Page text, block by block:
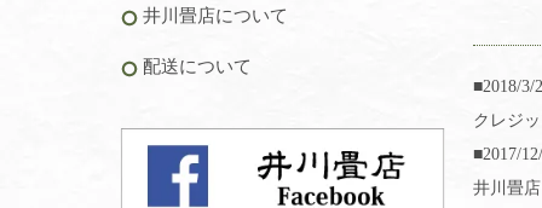
■2018/3/
クレジ
■2017/
井川畳
井川畳店について
配送について